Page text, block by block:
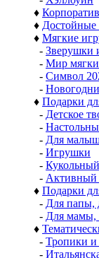
♦
♦ Достойные
♦ Мягкие
- Зверушки
- Мир
- Символ
-
♦ Подарки
- Детское
-
- Для
- Игрушки
-
- Активный
♦ Подарки
- Для папы,
- Для мамы,
♦
- Тропики и
-